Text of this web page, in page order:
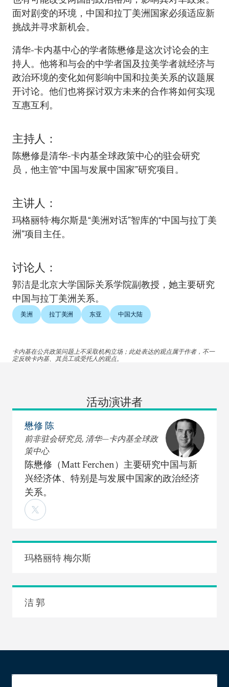
面对剧变的环境，中国和拉丁美洲国家必须适应新
挑战并寻求新机会。
清华-卡内基中心的学者陈懋修是这次讨论会的主
持人。他将和与会的中学者国及拉美学者就经济与
政治环境的变化如何影响中国和拉美关系的议题展
开讨论。他们也将探讨双方未来的合作将如何实现
互惠互利。
主持人：
陈懋修是清华-卡内基全球政策中心的驻会研究
员，他主管“中国与发展中国家”研究项目。
主讲人：
玛格丽特·梅尔斯是“美洲对话”智库的“中国与拉丁美
洲”项目主任。
讨论人：
郭洁是北京大学国际关系学院副教授，她主要研究
中国与拉丁美洲关系。
美洲 拉丁美洲 东亚 中国大陆
卡内基在公共政策问题上不采取机构立场；此处表达的观点属于作者，不一
定反映卡内基、其员工或受托人的观点。
活动演讲者
懋修 陈
前非驻会研究员, 清华—卡内基全球政
策中心
陈懋修（Matt Ferchen）主要研究中国与新
兴经济体、特别是与发展中国家的政治经济
关系。
玛格丽特 梅尔斯
洁 郭